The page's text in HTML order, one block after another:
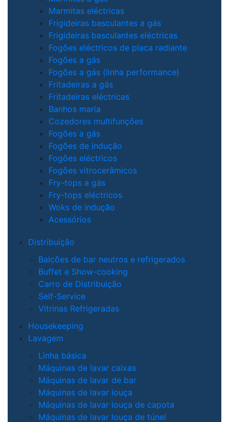
Marmitas eléctricas
Frigideiras basculantes a gás
Frigideiras basculantes eléctricas
Fogões eléctricos de placa radiante
Fogões a gás
Fogões a gás (linha performance)
Fritadeiras a gás
Fritadeiras eléctricas
Banhos maria
Cozedores multifunções
Fogões a gás
Fogões de indução
Fogões eléctricos
Fogões vitrocerâmicos
Fry-tops a gás
Fry-tops eléctricos
Woks de indução
Acessórios
Distribuição
Balcões de bar neutros e refrigerados
Buffet e Show-cooking
Carro de Distribuição
Self-Service
Vitrinas Refrigeradas
Housekeeping
Lavagem
Linha básica
Máquinas de lavar caixas
Máquinas de lavar de bar
Máquinas de lavar louça
Máquinas de lavar louça de capota
Máquinas de lavar louça de túnel